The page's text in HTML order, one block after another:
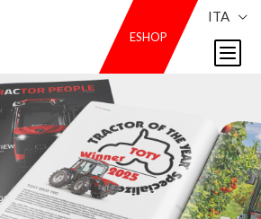
ESHOP
ITA